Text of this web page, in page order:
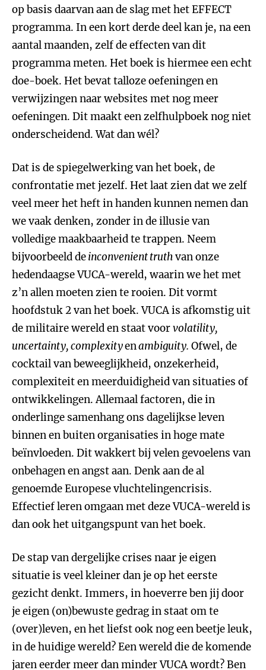
op basis daarvan aan de slag met het EFFECT
programma. In een kort derde deel kan je, na een
aantal maanden, zelf de effecten van dit
programma meten. Het boek is hiermee een echt
doe-boek. Het bevat talloze oefeningen en
verwijzingen naar websites met nog meer
oefeningen. Dit maakt een zelfhulpboek nog niet
onderscheidend. Wat dan wél?
Dat is de spiegelwerking van het boek, de
confrontatie met jezelf. Het laat zien dat we zelf
veel meer het heft in handen kunnen nemen dan
we vaak denken, zonder in de illusie van
volledige maakbaarheid te trappen. Neem
bijvoorbeeld deinconvenient truthvan onze
hedendaagse VUCA-wereld, waarin we het met
z’n allen moeten zien te rooien. Dit vormt
hoofdstuk 2 van het boek. VUCA is afkomstig uit
de militaire wereld en staat voorvolatility,
uncertainty, complexityenambiguity. Ofwel, de
cocktail van beweeglijkheid, onzekerheid,
complexiteit en meerduidigheid van situaties of
ontwikkelingen. Allemaal factoren, die in
onderlinge samenhang ons dagelijkse leven
binnen en buiten organisaties in hoge mate
beïnvloeden. Dit wakkert bij velen gevoelens van
onbehagen en angst aan. Denk aan de al
genoemde Europese vluchtelingencrisis.
Effectief leren omgaan met deze VUCA-wereld is
dan ook het uitgangspunt van het boek.
De stap van dergelijke crises naar je eigen
situatie is veel kleiner dan je op het eerste
gezicht denkt. Immers, in hoeverre ben jij door
je eigen (on)bewuste gedrag in staat om te
(over)leven, en het liefst ook nog een beetje leuk,
in de huidige wereld? Een wereld die de komende
jaren eerder meer dan minder VUCA wordt? Ben